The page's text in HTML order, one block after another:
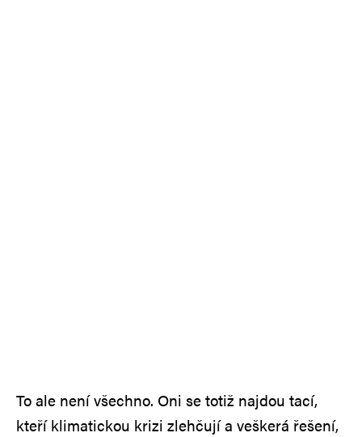
To ale není všechno. Oni se totiž najdou tací,
kteří klimatickou krizi zlehčují a veškerá řešení,